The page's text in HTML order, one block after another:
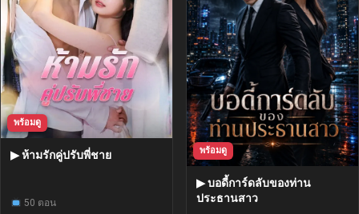
พร้อมดู
▶ ห้ามรักคู่ปรับพี่ชาย
50 ตอน
พร้อมดู
▶ บอดี้การ์ดลับของท่าน
ประธานสาว